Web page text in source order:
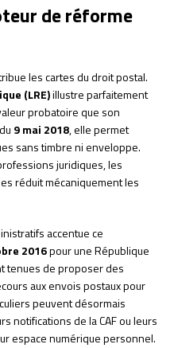
de réforme
les cartes du droit postal.
(LRE)illustre parfaitement
probatoire que son
9 mai 2018, elle permet
sans timbre ni enveloppe.
juridiques, les
réduit mécaniquement les
accentue ce
2016pour une République
tenues de proposer des
aux envois postaux pour
peuvent désormais
notifications de la CAF ou leurs
espace numérique personnel.